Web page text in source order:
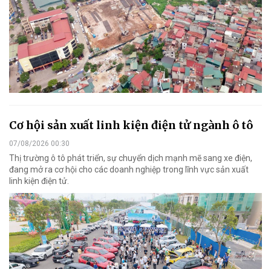
Cơ hội sản xuất linh kiện điện tử ngành ô tô
07/08/2026 00:30
Thị trường ô tô phát triển, sự chuyển dịch mạnh mẽ sang xe điện,
đang mở ra cơ hội cho các doanh nghiệp trong lĩnh vực sản xuất
linh kiện điện tử.